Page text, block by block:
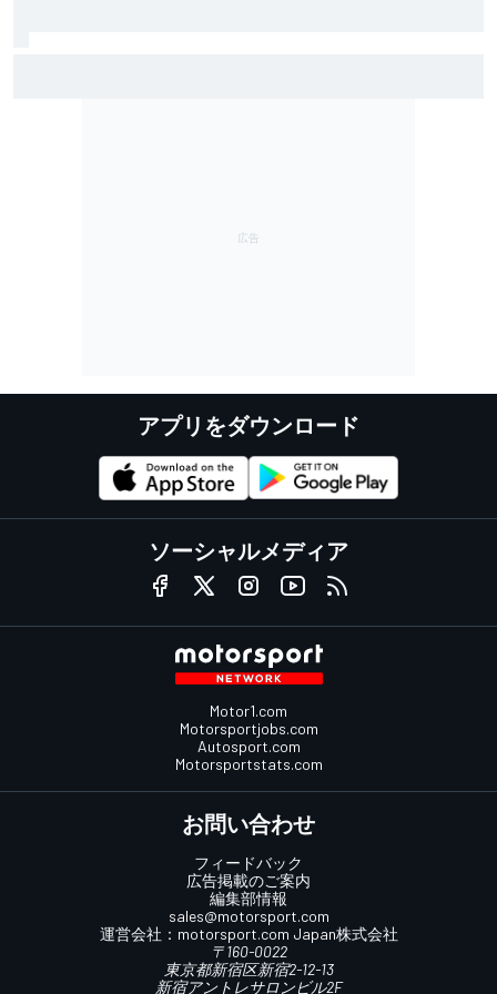
アプリをダウンロード
ソーシャルメディア
Motor1.com
Motorsportjobs.com
Autosport.com
Motorsportstats.com
お問い合わせ
フィードバック
広告掲載のご案内
編集部情報
sales@motorsport.com
運営会社： motorsport.com Japan株式会社
〒160-0022
東京都新宿区新宿2-12-13
新宿アントレサロンビル2F